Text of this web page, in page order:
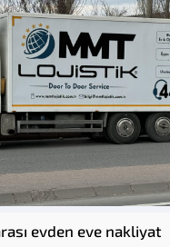
evden eve nakliyat